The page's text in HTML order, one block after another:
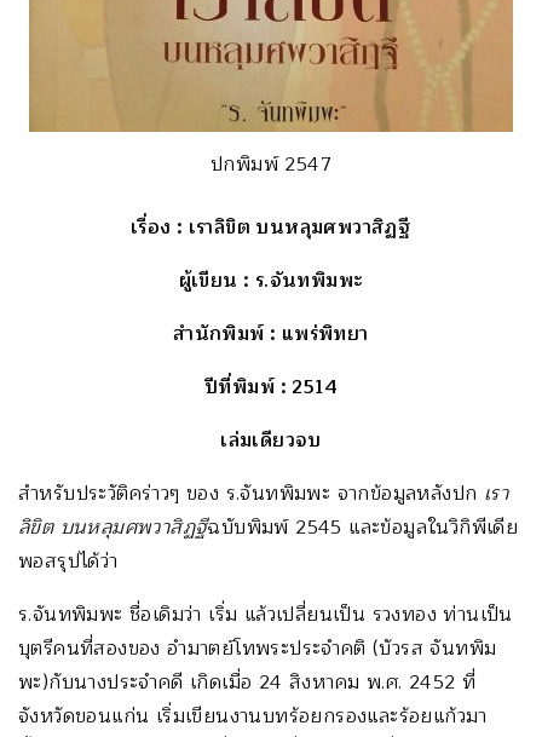
ปกพิมพ์ 2547
เรื่อง : เราลิขิต บนหลุมศพวาสิฏฐี
ผู้เขียน : ร.จันทพิมพะ
สำนักพิมพ์ : แพร่พิทยา
ปีที่พิมพ์ : 2514
เล่มเดียวจบ
สำหรับประวัติคร่าวๆ ของ ร.จันทพิมพะ จากข้อมูลหลังปก เรา
ลิขิต บนหลุมศพวาสิฏฐีฉบับพิมพ์ 2545 และข้อมูลในวิกิพีเดีย
พอสรุปได้ว่า
ร.จันทพิมพะ ชื่อเดิมว่า เริ่ม แล้วเปลี่ยนเป็น รวงทอง ท่านเป็น
บุตรีคนที่สองของ อำมาตย์โทพระประจำคติ (บัวรส จันทพิม
พะ)กับนางประจำคดี เกิดเมื่อ 24 สิงหาคม พ.ศ. 2452 ที่
จังหวัดขอนแก่น เริ่มเขียนงานบทร้อยกรองและร้อยแก้วมา